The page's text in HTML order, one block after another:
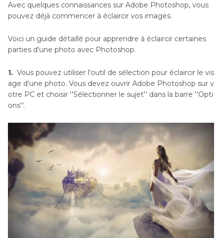
Avec quelques connaissances sur Adobe Photoshop, vous
pouvez déjà commencer à éclaircir vos images.
Voici un guide détaillé pour apprendre à éclaircir certaines
parties d'une photo avec Photoshop.
1. Vous pouvez utiliser l'outil de sélection pour éclaircir le vis
age d’une photo. Vous devez ouvrir Adobe Photoshop sur v
otre PC et choisir ''Sélectionner le sujet'' dans la barre ''Opti
ons''.